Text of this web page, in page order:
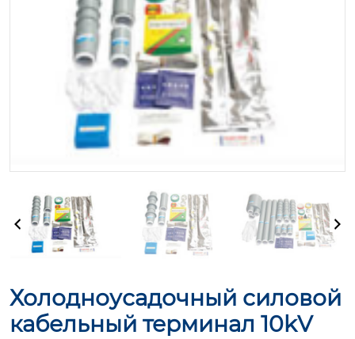
Холодноусадочный силовой
кабельный терминал 10kV